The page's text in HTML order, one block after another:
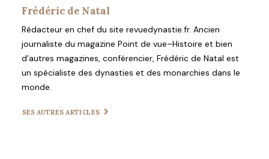
Frédéric de Natal
Rédacteur en chef du site revuedynastie.fr. Ancien
journaliste du magazine Point de vue–Histoire et bien
d’autres magazines, conférencier, Frédéric de Natal est
un spécialiste des dynasties et des monarchies dans le
monde.
SES AUTRES ARTICLES